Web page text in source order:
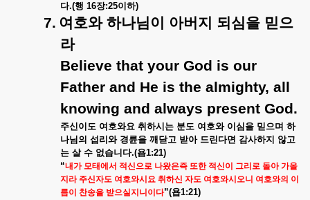
다.(행 16장:25이하)
7. 여호와 하나님이 아버지 되심을 믿으
라
Believe that your God is our
Father and He is the almighty, all
knowing and always present God.
주신이도 여호와요 취하시는 분도 여호와 이심을 믿으며 하
나님의 섭리와 경륜을 깨닫고 받아 드린다면 감사하지 않고
는 살 수 없습니다.(욥1:21)
“내가 모태에서 적신으로 나왔은즉 또한 적신이 그리로 돌아 가올
지라 주신자도 여호와시요 취하신 자도 여호와시오니 여호와의 이
름이 찬송을 받으실지니이다”(욥1:21)